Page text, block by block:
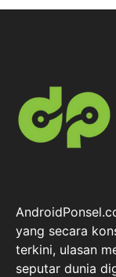
yang secara
terkini, ulasan
seputar dunia